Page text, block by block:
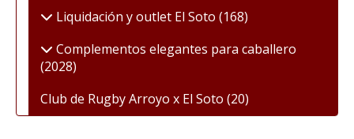
Liquidación y outlet El Soto (168)
Complementos elegantes para caballero
(2028)
Club de Rugby Arroyo x El Soto (20)